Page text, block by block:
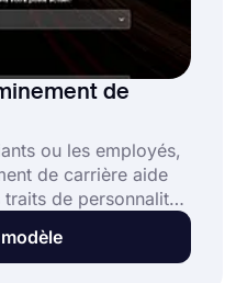
de
ou les employés,
de carrière aide
de personnalité.
leur
les entreprises, ces